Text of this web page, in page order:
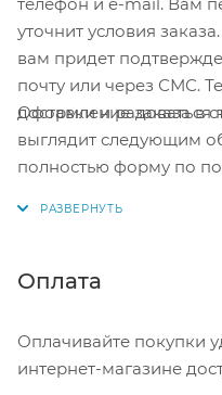
уточнит условия
вам придет
почту или через СМС.
доставки и радоваться
Оформление заказа в
выглядит следующим
полностью форму по
Нажмите кнопку
Оплата
Оплачивайте покупки
интернет-магазине